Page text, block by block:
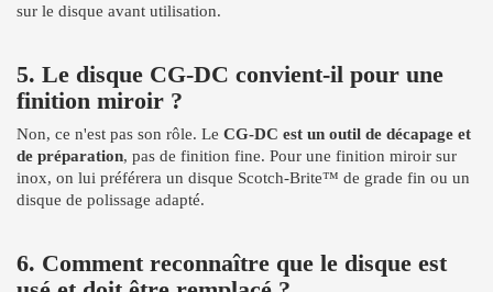
sur le disque avant utilisation.
5. Le disque CG-DC convient-il pour une
finition miroir ?
Non, ce n'est pas son rôle. Le CG-DC est un outil de décapage et
de préparation, pas de finition fine. Pour une finition miroir sur
inox, on lui préférera un disque Scotch-Brite™ de grade fin ou un
disque de polissage adapté.
6. Comment reconnaître que le disque est